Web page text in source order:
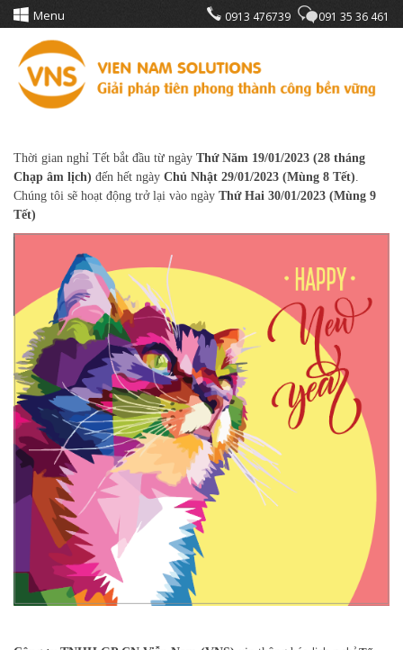
Menu 0913 476739 091 35 36 461
Thời gian nghỉ Tết bắt đầu từ ngày Thứ Năm 19/01/2023 (28 tháng
Chạp âm lịch) đến hết ngày Chủ Nhật 29/01/2023 (Mùng 8 Tết)
Chúng tôi sẽ hoạt động trở lại vào ngày Thứ Hai 30/01/2023 (Mùng 9
Tết)